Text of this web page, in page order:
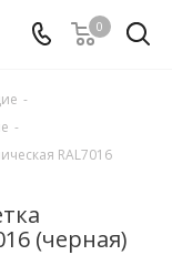
0
-
-
RAL7016
(черная)